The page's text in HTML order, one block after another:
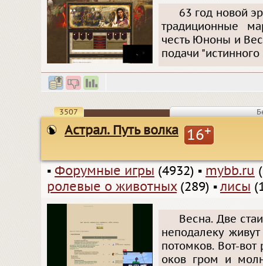
63 год новой
традиционные
честь Юноны и
подачи
3507
Астрал. Путь волка 16+
▪ Форумные игры (4932) ▪ mybb.ru
ролевые о животных(289) ▪ лисы
Весна. Две
неподалеку
потомков. Вот-вот
оков гром и